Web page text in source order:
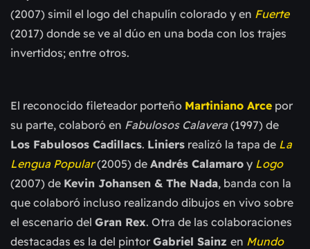
(2007) simil el logo del chapulín colorado y en Fuerte
(2017) donde se ve al dúo en una boda con los trajes
invertidos; entre otros.
El reconocido fileteador porteño Martiniano Arce por
su parte, colaboró en Fabulosos Calavera (1997) de
Los Fabulosos Cadillacs. Liniers realizó la tapa de La
Lengua Popular (2005) de Andrés Calamaro y Logo
(2007) de Kevin Johansen & The Nada, banda con la
que colaboró incluso realizando dibujos en vivo sobre
el escenario del Gran Rex. Otra de las colaboraciones
destacadas es la del pintor Gabriel Sainz en Mundo